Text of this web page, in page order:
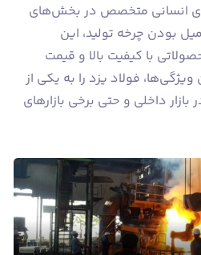
انسانی متخصص در بخش‌های
بودن چرخه تولید، این
با کیفیت بالا و قیمت
ویژگی‌ها، فولاد یزد را به یکی از
بازار داخلی و حتی برخی بازارهای